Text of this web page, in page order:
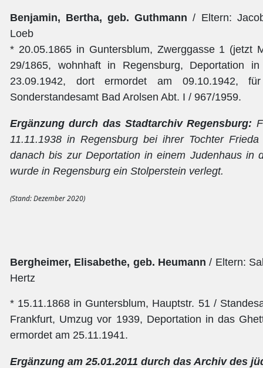
Benjamin, Bertha, geb. Guthmann/ Eltern:
Loeb
* 20.05.1865 in Guntersblum, Zwerggasse 1 (jetzt
29/1865, wohnhaft in Regensburg, Deportation
23.09.1942, dort ermordet am 09.10.1942,
Sonderstandesamt Bad Arolsen Abt. I / 967/1959.
Ergänzung durch das Stadtarchiv Regensburg:
11.11.1938 in Regensburg bei ihrer Tochter
danach bis zur Deportation in einem Judenhaus in
wurde in Regensburg ein Stolperstein verlegt.
(Stand: Dezember 2020)
Bergheimer, Elisabethe, geb. Heumann/ Eltern:
Hertz
* 15.11.1868 in Guntersblum, Hauptstr. 51 /
Frankfurt, Umzug vor 1939, Deportation in das
ermordet am 25.11.1941.
Ergänzung am 25.01.2011 durch das Archiv des